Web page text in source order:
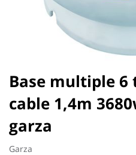
Base multiple 6
cable 1,4m
garza
Garza
Saltar
al
comienzo
de
la
galería
de